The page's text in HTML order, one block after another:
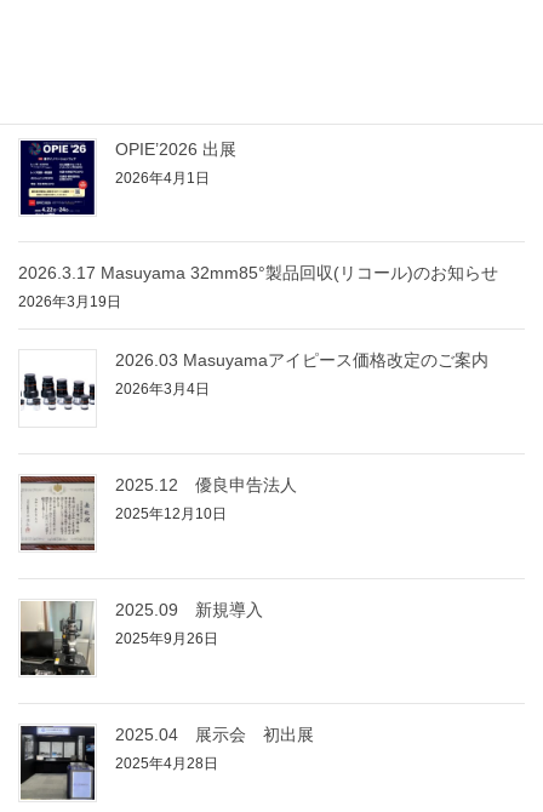
OPIE’2026 出展
2026年4月1日
2026.3.17 Masuyama 32mm85°製品回収(リコール)のお知らせ
2026年3月19日
2026.03 Masuyamaアイピース価格改定のご案内
2026年3月4日
2025.12 優良申告法人
2025年12月10日
2025.09 新規導入
2025年9月26日
2025.04 展示会 初出展
2025年4月28日